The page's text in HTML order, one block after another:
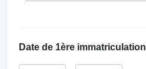
Date de 1ère immatriculation